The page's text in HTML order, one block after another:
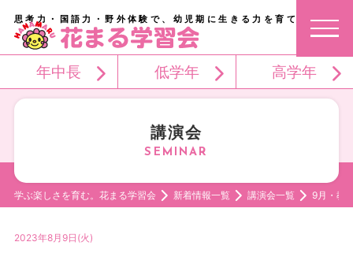
思考力・国語力・野外体験で、幼児期に生きる力を育てる。
年中長 低学年 高学年
講演会
学ぶ楽しさを育む。花まる学習会 新着情報一覧 講演会一覧 9月・教
2023年8月9日(火)